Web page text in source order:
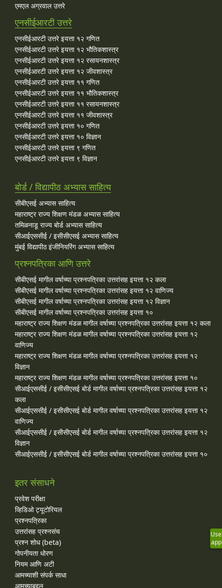
एमएल अग्रवाल उत्तरे
एनसीईआरटी उत्तरे
एनसीईआरटी उत्तरे इयत्ता १२ गणित
एनसीईआरटी उत्तरे इयत्ता १२ भौतिकशास्त्र
एनसीईआरटी उत्तरे इयत्ता १२ रसायनशास्त्र
एनसीईआरटी उत्तरे इयत्ता १२ जीवशास्त्र
एनसीईआरटी उत्तरे इयत्ता ११ गणित
एनसीईआरटी उत्तरे इयत्ता ११ भौतिकशास्त्र
एनसीईआरटी उत्तरे इयत्ता ११ रसायनशास्त्र
एनसीईआरटी उत्तरे इयत्ता ११ जीवशास्त्र
एनसीईआरटी उत्तरे इयत्ता १० गणित
एनसीईआरटी उत्तरे इयत्ता १० विज्ञान
एनसीईआरटी उत्तरे इयत्ता ९ गणित
एनसीईआरटी उत्तरे इयत्ता ९ विज्ञान
बोर्ड / विद्यापीठ अभ्यास साहित्य
सीबीएसई अभ्यास साहित्य
महाराष्ट्र राज्य शिक्षण मंडळ अभ्यास साहित्य
तमिळनाडू राज्य बोर्ड अभ्यास साहित्य
सीआईएससीई / इसीसीएसई अभ्यास साहित्य
मुंबई विद्यापीठ इंजीनियरिंग अभ्यास साहित्य
प्रश्नपत्रिका आणि उत्तरे
सीबीएसई मागील वर्षाच्या प्रश्‍नपत्रिका उत्तरांसह इयत्ता १२ कला
सीबीएसई मागील वर्षाच्या प्रश्‍नपत्रिका उत्तरांसह इयत्ता १२ वाणिज्य
सीबीएसई मागील वर्षाच्या प्रश्‍नपत्रिका उत्तरांसह इयत्ता १२ विज्ञान
सीबीएसई मागील वर्षाच्या प्रश्‍नपत्रिका उत्तरांसह इयत्ता १०
महाराष्ट्र राज्य शिक्षण मंडळ मागील वर्षाच्या प्रश्‍नपत्रिका उत्तरांसह इयत्ता १२ कला
महाराष्ट्र राज्य शिक्षण मंडळ मागील वर्षाच्या प्रश्‍नपत्रिका उत्तरांसह इयत्ता १२
वाणिज्य
महाराष्ट्र राज्य शिक्षण मंडळ मागील वर्षाच्या प्रश्‍नपत्रिका उत्तरांसह इयत्ता १२
विज्ञान
महाराष्ट्र राज्य शिक्षण मंडळ मागील वर्षाच्या प्रश्‍नपत्रिका उत्तरांसह इयत्ता १०
सीआईएससीई / इसीसीएसई बोर्ड मागील वर्षाच्या प्रश्‍नपत्रिका उत्तरांसह इयत्ता १२
कला
सीआईएससीई / इसीसीएसई बोर्ड मागील वर्षाच्या प्रश्‍नपत्रिका उत्तरांसह इयत्ता १२
वाणिज्य
सीआईएससीई / इसीसीएसई बोर्ड मागील वर्षाच्या प्रश्‍नपत्रिका उत्तरांसह इयत्ता १२
विज्ञान
सीआईएससीई / इसीसीएसई बोर्ड मागील वर्षाच्या प्रश्‍नपत्रिका उत्तरांसह इयत्ता १०
इतर संसाधने
प्रवेश परीक्षा
व्हिडिओ ट्यूटोरियल
प्रश्नपत्रिका
उत्तरांसह प्रश्नसंच
प्रश्न शोध (beta)
गोपनीयता धोरण
नियम आणि अटी
आमच्याशी संपर्क साधा
आमच्याबद्दल
Use
app